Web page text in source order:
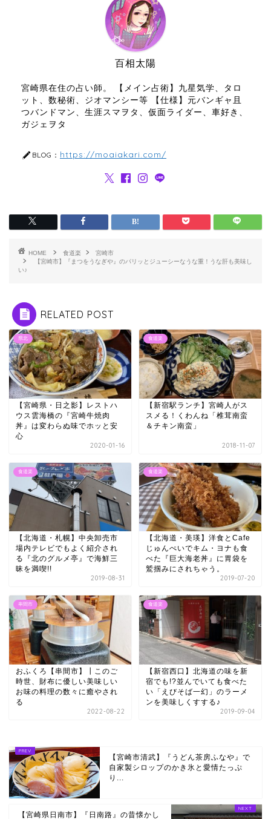
百相太陽
宮崎県在住の占い師。 【メイン占術】九星気学、タロ
ット、数秘術、ジオマンシー等 【仕様】元バンギャ且
つバンドマン、生涯スマヲタ、仮面ライダー、車好き、
ガジェヲタ
BLOG： https://moaiakari.com/
HOME 食道楽
宮崎市
【宮崎市】『まつをうなぎや』のパリッとジューシーなうな重！うな肝も美味し
い♪
RELATED POST
県北
【宮崎県・日之影】レストハ
ウス雲海橋の『宮崎牛焼肉
丼』は変わらぬ味でホッと安
心
2020-01-16
食道楽
【新宿駅ランチ】宮崎人がス
スメる！くわんね「椎茸南蛮
＆チキン南蛮」
2018-11-07
食道楽
【北海道・札幌】中央卸売市
場内テレビでもよく紹介され
る『北のグルメ亭』で海鮮三
昧を満喫!!
2019-08-31
食道楽
【北海道・美瑛】洋食とCafe
じゅんぺいでキム・ヨナも食
べた『巨大海老丼』に胃袋を
鷲掴みにされちゃう。
2019-07-20
串間市
おふくろ【串間市】┃このご
時世、財布に優しい美味しい
お味の料理の数々に癒やされ
る
2022-08-22
食道楽
【新宿西口】北海道の味を新
宿でも!?並んでいても食べた
い「えびそば一幻」のラーメ
ンを美味しくすする♪
2019-09-04
【宮崎市清武】『うどん茶房ふなや』で
自家製シロップのかき氷と愛情たっぷ
り...
【宮崎県日南市】『日南路』の昔懐かし